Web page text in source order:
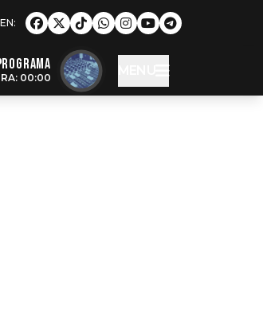
00:00